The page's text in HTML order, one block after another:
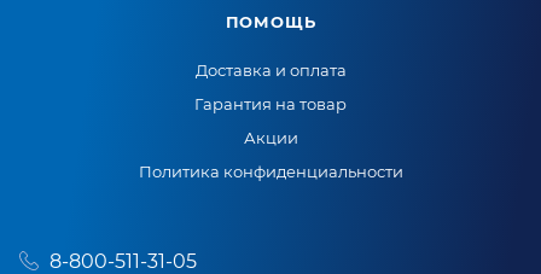
ПОМОЩЬ
Доставка и оплата
Гарантия на товар
Акции
Политика конфиденциальности
8-800-511-31-05